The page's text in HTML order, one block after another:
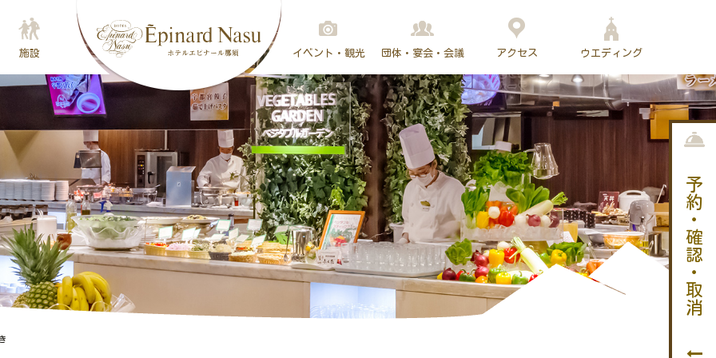
予約・確認・取消
施設 イベント・観光 団体・宴会・会議 アクセス ウエディング